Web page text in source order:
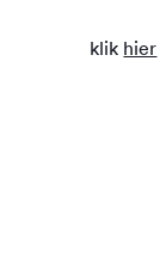
klik hier